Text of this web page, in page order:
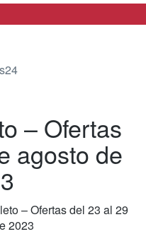
– Ofertas
agosto de
– Ofertas del 23 al 29
2023